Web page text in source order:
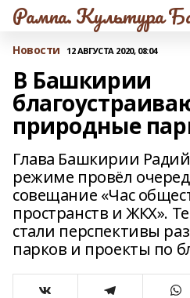
Рампа. Культура
Новости 12 АВГУСТА 2020, 08:04
В Башкирии
природные
Глава Башкирии
режиме провёл
совещание «Час
пространств и ЖКХ».
стали перспективы
парков и проекты по